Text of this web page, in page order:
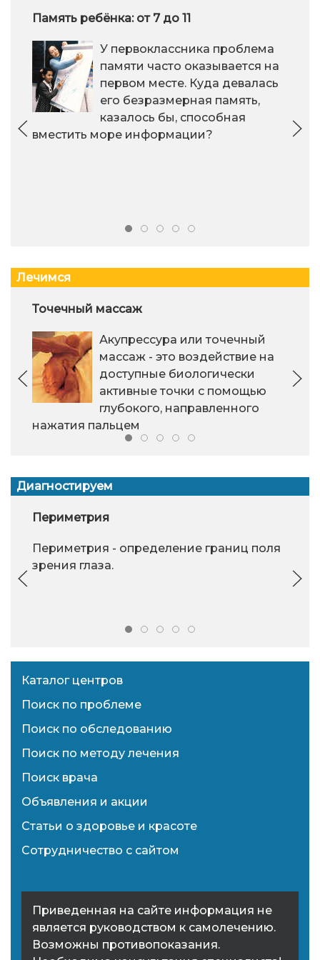
Память ребёнка: от 7 до 11
У первоклассника проблема
памяти часто оказывается на
первом месте. Куда девалась
его безразмерная память,
казалось бы, способная
вместить море информации?
Лечимся
Точечный массаж
Акупрессура или точечный
массаж - это воздействие на
доступные биологически
активные точки с помощью
глубокого, направленного
нажатия пальцем
Диагностируем
Периметрия
Периметрия - определение границ поля
зрения глаза.
Каталог центров
Поиск по проблеме
Поиск по обследованию
Поиск по методу лечения
Поиск врача
Объявления и акции
Статьи о здоровье и красоте
Сотрудничество с сайтом
Приведенная на сайте информация не
является руководством к самолечению.
Возможны противопоказания.